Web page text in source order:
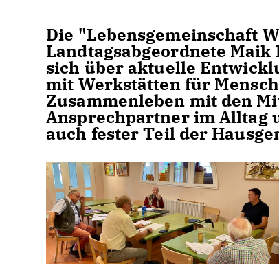
Die "Lebensgemeinschaft
Landtagsabgeordnete
sich über aktuelle
mit Werkstätten für
Zusammenleben mit den
Ansprechpartner im Alltag
auch fester Teil der